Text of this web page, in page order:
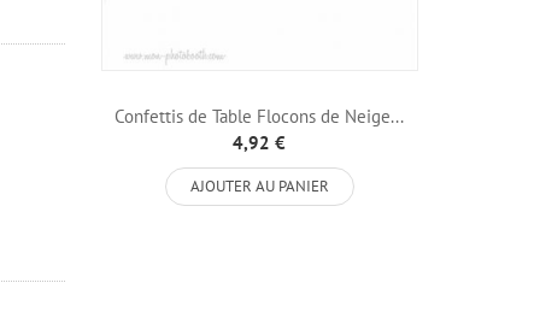
Confettis de Table Flocons de Neige...
4,92 €
AJOUTER AU PANIER